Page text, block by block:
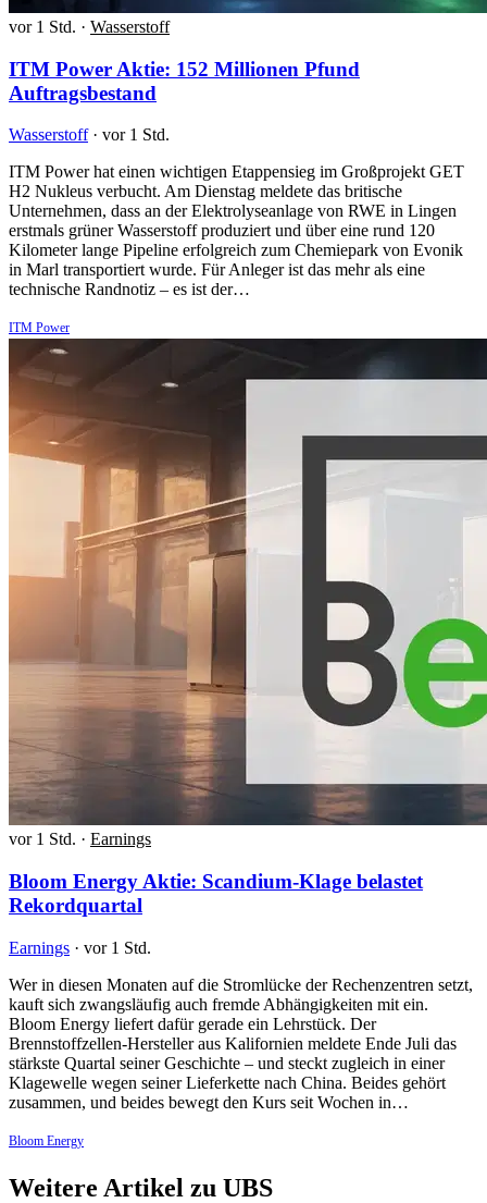
vor 1 Std. · Wasserstoff
ITM Power Aktie: 152 Millionen Pfund
Auftragsbestand
Wasserstoff · vor 1 Std.
ITM Power hat einen wichtigen Etappensieg im Großprojekt GET
H2 Nukleus verbucht. Am Dienstag meldete das britische
Unternehmen, dass an der Elektrolyseanlage von RWE in Lingen
erstmals grüner Wasserstoff produziert und über eine rund 120
Kilometer lange Pipeline erfolgreich zum Chemiepark von Evonik
in Marl transportiert wurde. Für Anleger ist das mehr als eine
technische Randnotiz – es ist der…
ITM Power
vor 1 Std. · Earnings
Bloom Energy Aktie: Scandium-Klage belastet
Rekordquartal
Earnings · vor 1 Std.
Wer in diesen Monaten auf die Stromlücke der Rechenzentren setzt,
kauft sich zwangsläufig auch fremde Abhängigkeiten mit ein.
Bloom Energy liefert dafür gerade ein Lehrstück. Der
Brennstoffzellen-Hersteller aus Kalifornien meldete Ende Juli das
stärkste Quartal seiner Geschichte – und steckt zugleich in einer
Klagewelle wegen seiner Lieferkette nach China. Beides gehört
zusammen, und beides bewegt den Kurs seit Wochen in…
Bloom Energy
Weitere Artikel zu UBS